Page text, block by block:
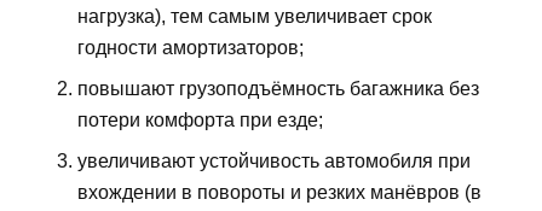
нагрузка), тем самым увеличивает срок
годности амортизаторов;
повышают грузоподъёмность багажника без
потери комфорта при езде;
увеличивают устойчивость автомобиля при
вхождении в повороты и резких манёвров (в